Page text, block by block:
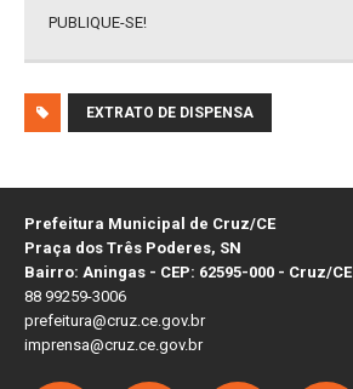
PUBLIQUE-SE!
EXTRATO DE DISPENSA
Prefeitura Municipal de Cruz/CE
Praça dos Três Poderes, SN
Bairro: Aningas - CEP: 62595-000 - Cruz/CE
88 99259-3006
prefeitura@cruz.ce.gov.br
imprensa@cruz.ce.gov.br